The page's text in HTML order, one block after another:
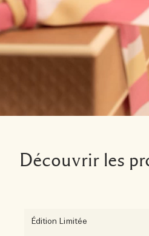
Découvrir les
Édition Limitée